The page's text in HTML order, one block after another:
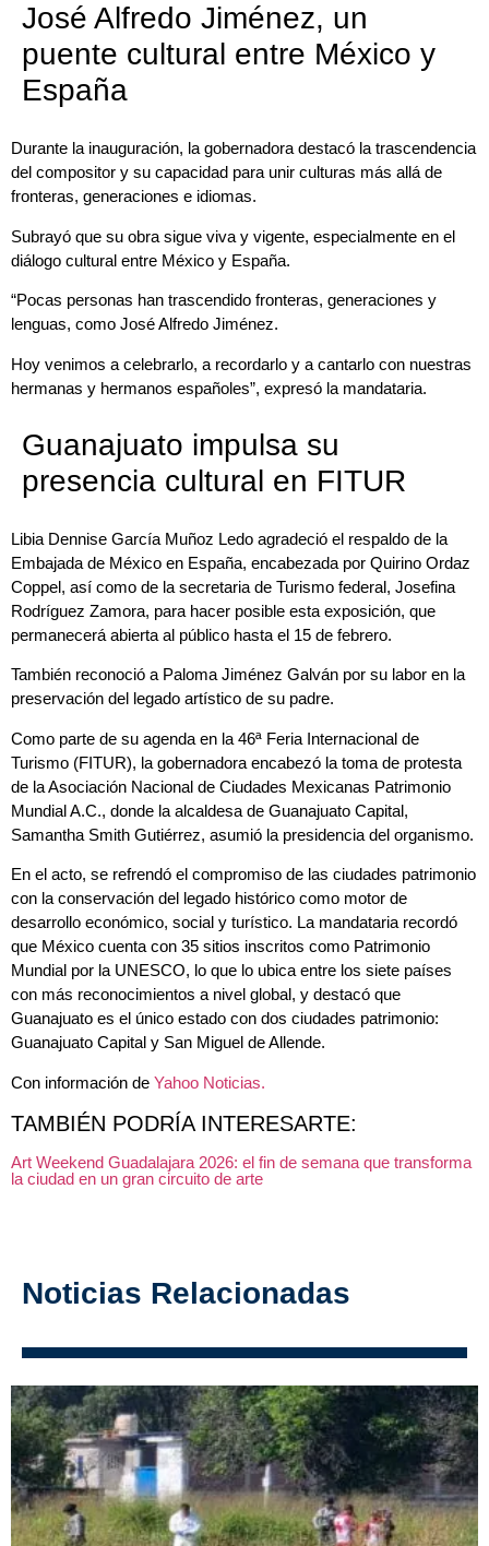
José Alfredo Jiménez, un
puente cultural entre México y
España
Durante la inauguración, la gobernadora destacó la trascendencia
del compositor y su capacidad para unir culturas más allá de
fronteras, generaciones e idiomas.
Subrayó que su obra sigue viva y vigente, especialmente en el
diálogo cultural entre México y España.
“Pocas personas han trascendido fronteras, generaciones y
lenguas, como José Alfredo Jiménez.
Hoy venimos a celebrarlo, a recordarlo y a cantarlo con nuestras
hermanas y hermanos españoles”, expresó la mandataria.
Guanajuato impulsa su
presencia cultural en FITUR
Libia Dennise García Muñoz Ledo agradeció el respaldo de la
Embajada de México en España, encabezada por Quirino Ordaz
Coppel, así como de la secretaria de Turismo federal, Josefina
Rodríguez Zamora, para hacer posible esta exposición, que
permanecerá abierta al público hasta el 15 de febrero.
También reconoció a Paloma Jiménez Galván por su labor en la
preservación del legado artístico de su padre.
Como parte de su agenda en la 46ª Feria Internacional de
Turismo (FITUR), la gobernadora encabezó la toma de protesta
de la Asociación Nacional de Ciudades Mexicanas Patrimonio
Mundial A.C., donde la alcaldesa de Guanajuato Capital,
Samantha Smith Gutiérrez, asumió la presidencia del organismo.
En el acto, se refrendó el compromiso de las ciudades patrimonio
con la conservación del legado histórico como motor de
desarrollo económico, social y turístico. La mandataria recordó
que México cuenta con 35 sitios inscritos como Patrimonio
Mundial por la UNESCO, lo que lo ubica entre los siete países
con más reconocimientos a nivel global, y destacó que
Guanajuato es el único estado con dos ciudades patrimonio:
Guanajuato Capital y San Miguel de Allende.
Con información de Yahoo Noticias.
TAMBIÉN PODRÍA INTERESARTE:
Art Weekend Guadalajara 2026: el fin de semana que transforma
la ciudad en un gran circuito de arte
Noticias Relacionadas